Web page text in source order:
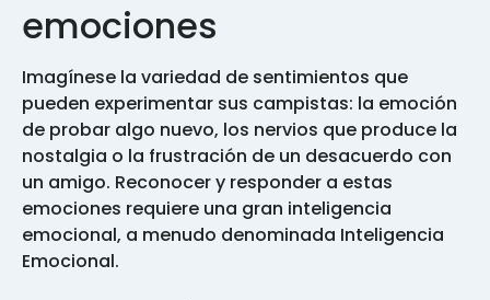
emociones
Imagínese la variedad de sentimientos que
pueden experimentar sus campistas: la emoción
de probar algo nuevo, los nervios que produce la
nostalgia o la frustración de un desacuerdo con
un amigo. Reconocer y responder a estas
emociones requiere una gran inteligencia
emocional, a menudo denominada Inteligencia
Emocional.